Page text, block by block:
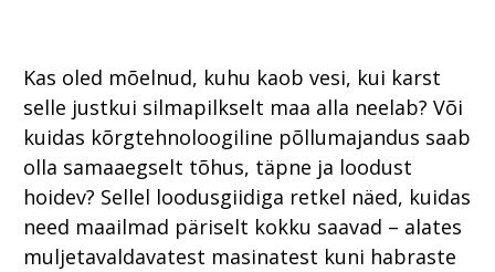
Kas oled mõelnud, kuhu kaob vesi, kui karst
selle justkui silmapilkselt maa alla neelab? Või
kuidas kõrgtehnoloogiline põllumajandus saab
olla samaaegselt tõhus, täpne ja loodust
hoidev? Sellel loodusgiidiga retkel näed, kuidas
need maailmad päriselt kokku saavad – alates
muljetavaldavatest masinatest kuni habraste